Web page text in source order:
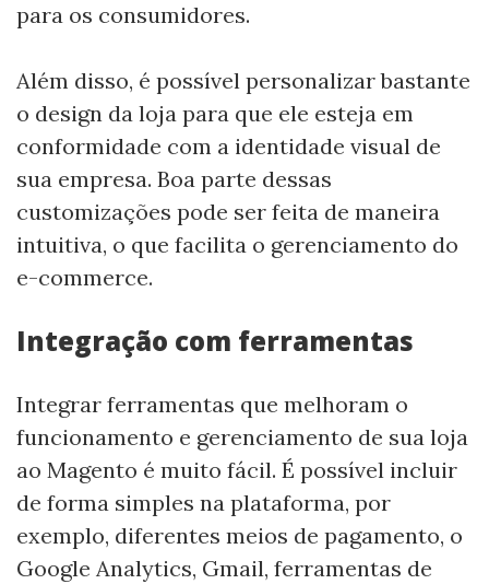
para os consumidores.
Além disso, é possível personalizar bastante
o design da loja para que ele esteja em
conformidade com a identidade visual de
sua empresa. Boa parte dessas
customizações pode ser feita de maneira
intuitiva, o que facilita o gerenciamento do
e-commerce.
Integração com ferramentas
Integrar ferramentas que melhoram o
funcionamento e gerenciamento de sua loja
ao Magento é muito fácil. É possível incluir
de forma simples na plataforma, por
exemplo, diferentes meios de pagamento, o
Google Analytics, Gmail, ferramentas de